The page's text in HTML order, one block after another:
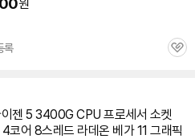
원
록
관
젠 5 3400G CPU 프로세서 소켓
코어 8스레드 라데온 베가 11 그래픽